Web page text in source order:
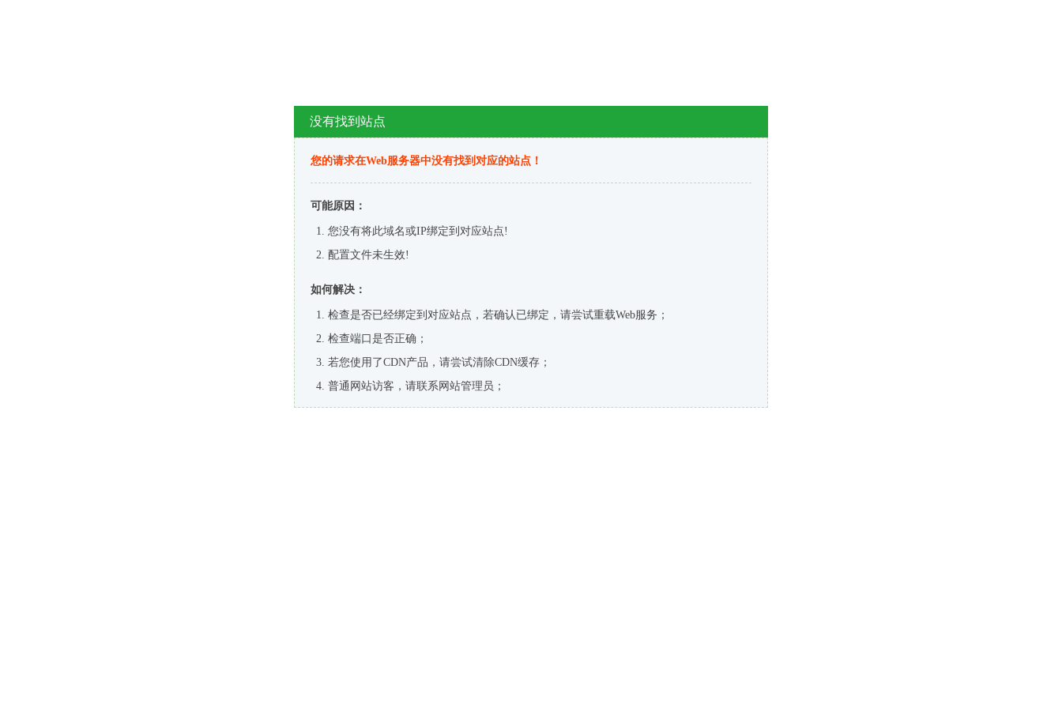
没有找到站点
您的请求在Web服务器中没有找到对应的站点！
可能原因：
您没有将此域名或IP绑定到对应站点!
配置文件未生效!
如何解决：
检查是否已经绑定到对应站点，若确认已绑定，请尝试重载Web服务；
检查端口是否正确；
若您使用了CDN产品，请尝试清除CDN缓存；
普通网站访客，请联系网站管理员；